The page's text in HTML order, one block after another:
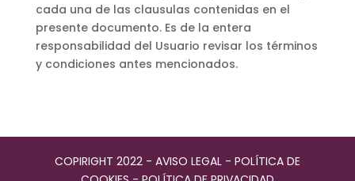
cada una de las clausulas contenidas en el
presente documento. Es de la entera
responsabilidad del Usuario revisar los términos
y condiciones antes mencionados.
COPIRIGHT 2022 - AVISO LEGAL- POLÍTICA DE